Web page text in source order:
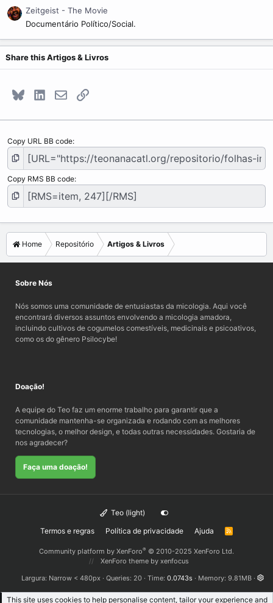
Zeitgeist - The Movie
Documentário Político/Social.
Share this Artigos & Livros
BlueskyLinkedInE-mailLink
Copy URL BB code
Copy RMS BB code
Home Repositório Artigos & Livros
Sobre Nós
Nós somos uma comunidade de entusiastas da micologia. Aqui você
encontrará diversos assuntos envolvendo a micologia amadora,
incluindo cultivos de cogumelos comestíveis, medicinais e psicoativos,
como os do gênero Psilocybe!
Doação!
A equipe do Teo faz um enorme trabalho para garantir que a
comunidade mantenha-se organizada e rodando com as melhores
tecnologias, o melhor design, e todas outras necessidades. Gostaria de
nos agradecer?
Faça uma doação!
Teo (light)
Termos e regras
Política de privacidade Ajuda
R
Community platform by XenForo® © 2010-2025 XenForo Ltd.
XenForo theme by xenfocus
Largura
Queries 20 Time 0.0743s Memory 9.81MB
This site uses cookies to help personalise content, tailor your experience and